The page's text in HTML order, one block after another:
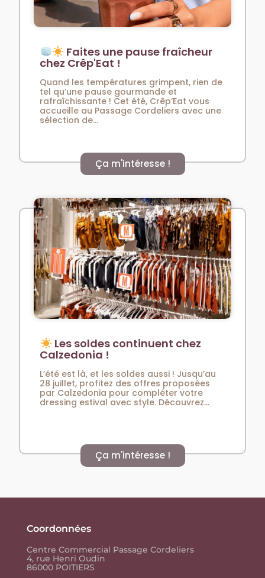
Faites une pause fraîcheur
chez Crêp'Eat !
Quand les températures grimpent, rien de
tel qu’une pause gourmande et
rafraîchissante ! Cet été, Crêp’Eat vous
accueille au Passage Cordeliers avec une
sélection de...
Ça m'intéresse !
Les soldes continuent chez
Calzedonia !
L’été est là, et les soldes aussi ! Jusqu’au
28 juillet, profitez des offres proposées
par Calzedonia pour compléter votre
dressing estival avec style. Découvrez...
Ça m'intéresse !
Coordonnées
Centre Commercial Passage Cordeliers
4, rue Henri Oudin
86000 POITIERS